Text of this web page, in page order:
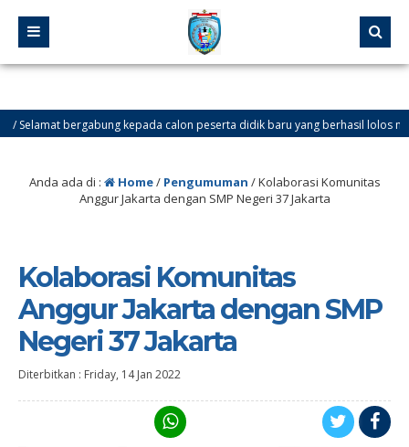
bergabung kepada calon peserta didik baru yang berhasil lolos melalui
DATANG DI WEBSITE SMP NEGERI 37 JAKARTA. Ingin tahu info tentang
Anda ada di : Home/ Pengumuman /Kolaborasi Komunitas
Anggur Jakarta dengan SMP Negeri 37 Jakarta
Kolaborasi Komunitas
Anggur Jakarta dengan SMP
Negeri 37 Jakarta
Diterbitkan : Friday, 14 Jan 2022